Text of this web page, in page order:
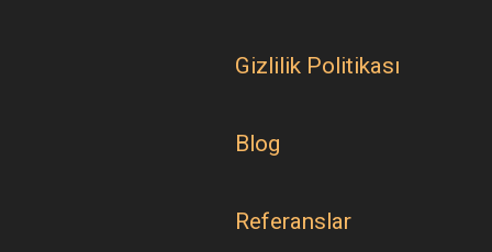
Gizlilik Politikası
Blog
Referanslar